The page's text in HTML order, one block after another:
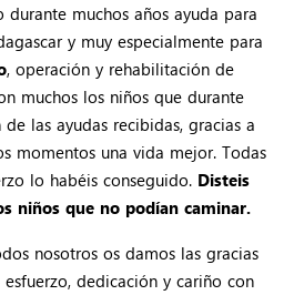
durante muchos años ayuda para
y muy especialmente para
, operación y rehabilitación de
muchos los niños que durante
las ayudas recibidas, gracias a
momentos una vida mejor. Todas
lo habéis conseguido. Disteis
niños que no podían caminar.
nosotros os damos las gracias
dedicación y cariño con